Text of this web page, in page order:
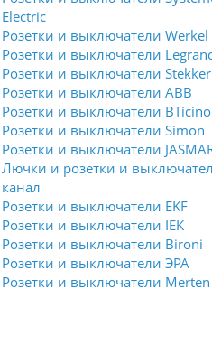
вид
для
Electric
Розетки и выключатели Werkel
Розетки и выключатели
Розетки и выключатели Stekker
Розетки и выключатели ABB
Розетки и выключатели
Розетки и выключатели Simon
Розетки и выключатели
Лючки и розетки и
канал
Розетки и выключатели EKF
Розетки и выключатели IEK
Розетки и выключатели Bironi
Розетки и выключатели ЭРА
Розетки и выключатели Merten